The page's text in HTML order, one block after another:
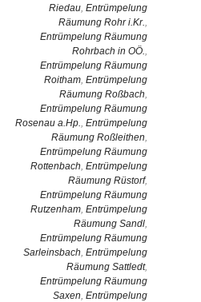
Riedau, Entrümpelung
Räumung Rohr i.Kr.,
Entrümpelung Räumung
Rohrbach in OÖ.,
Entrümpelung Räumung
Roitham, Entrümpelung
Räumung Roßbach,
Entrümpelung Räumung
Rosenau a.Hp., Entrümpelung
Räumung Roßleithen,
Entrümpelung Räumung
Rottenbach, Entrümpelung
Räumung Rüstorf,
Entrümpelung Räumung
Rutzenham, Entrümpelung
Räumung Sandl,
Entrümpelung Räumung
Sarleinsbach, Entrümpelung
Räumung Sattledt,
Entrümpelung Räumung
Saxen, Entrümpelung